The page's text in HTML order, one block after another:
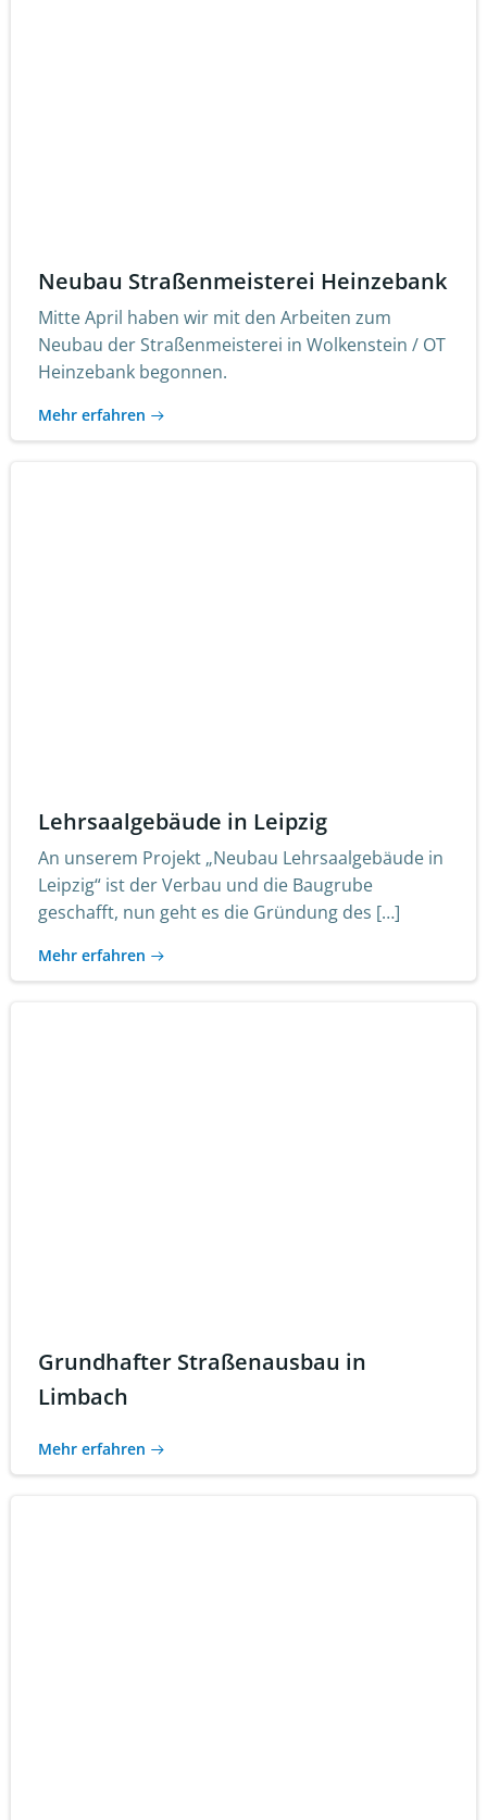
Neubau Straßenmeisterei Heinzebank
Mitte April haben wir mit den Arbeiten zum
Neubau der Straßenmeisterei in Wolkenstein / OT
Heinzebank begonnen.
Mehr erfahren
Lehrsaalgebäude in Leipzig
An unserem Projekt „Neubau Lehrsaalgebäude in
Leipzig“ ist der Verbau und die Baugrube
geschafft, nun geht es die Gründung des […]
Mehr erfahren
Grundhafter Straßenausbau in
Limbach
Mehr erfahren